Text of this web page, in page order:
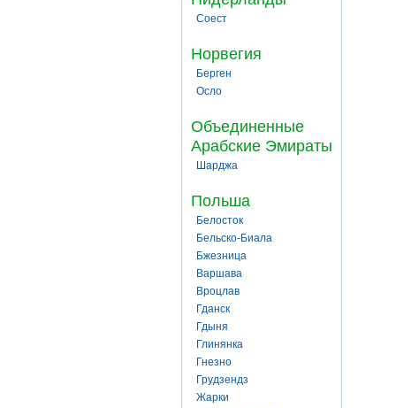
Соест
Норвегия
Берген
Осло
Объединенные
Арабские Эмираты
Шарджа
Польша
Белосток
Бельско-Биала
Бжезница
Варшава
Вроцлав
Гданск
Гдыня
Глинянка
Гнезно
Грудзендз
Жарки